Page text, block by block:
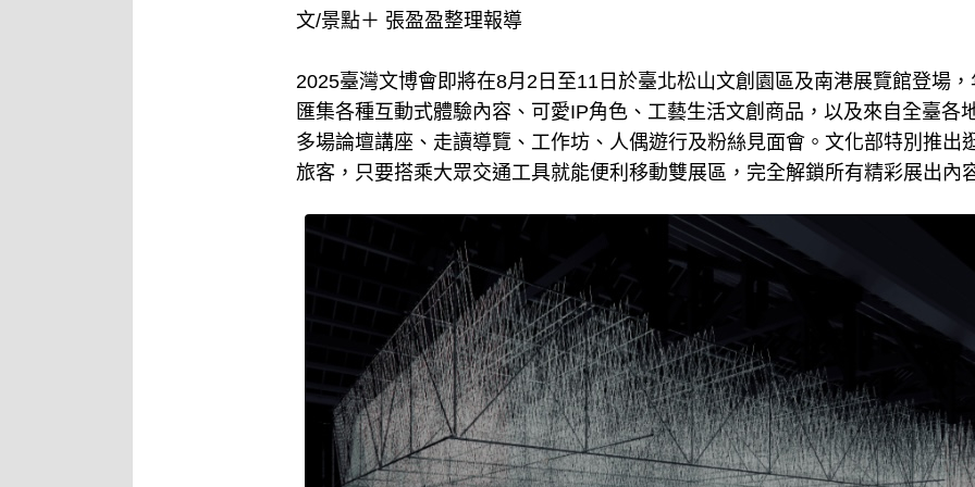
文/景點＋ 張盈盈整理報導
2025臺灣文博會即將在8月2日至11日於臺北松山文創園區及南港展覽館登場
匯集各種互動式體驗內容、可愛IP角色、工藝生活文創商品，以及來自全臺各
多場論壇講座、走讀導覽、工作坊、人偶遊行及粉絲見面會。文化部特別推出
旅客，只要搭乘大眾交通工具就能便利移動雙展區，完全解鎖所有精彩展出內